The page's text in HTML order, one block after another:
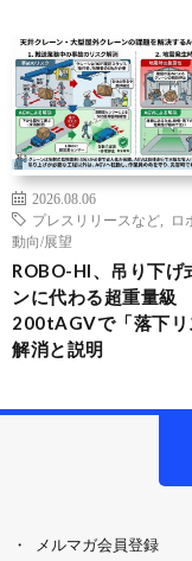
2026.08.06
プレスリリースなど
ロ
動向/展望
ROBO-HI、吊り下げ
ンに代わる超重量級
200tAGVで「落下リ
解消と説明
メルマガ会員登録